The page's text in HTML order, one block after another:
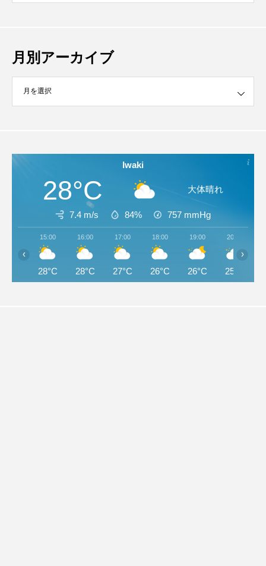
月別アーカイブ
ブ
Iwaki
28°C 大体晴れ
7.4 m/s 84% 757 mmHg
15:00
28°C
16:00
28°C
17:00
27°C
18:00
26°C
19:00
26°C
20:00
25°C
‹ ›